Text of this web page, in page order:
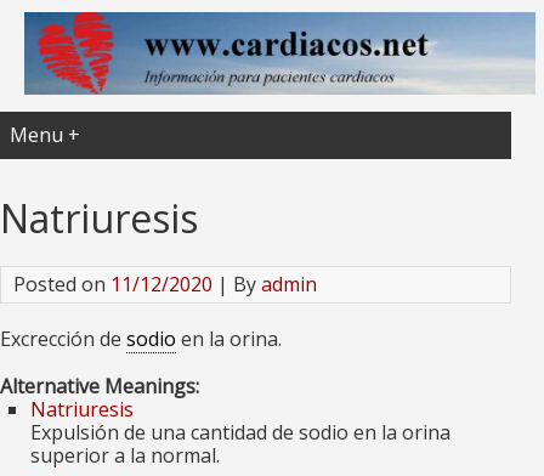
Menu +
Natriuresis
Posted on 11/12/2020 | Byadmin
Excrección de sodio en la orina.
Alternative Meanings:
Natriuresis
Expulsión de una cantidad de sodio en la orina
superior a la normal.